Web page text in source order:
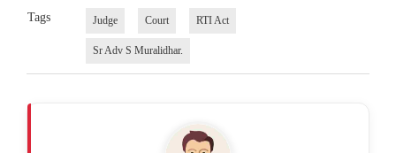
Tags Judge Court RTI Act
Sr Adv S Muralidhar.